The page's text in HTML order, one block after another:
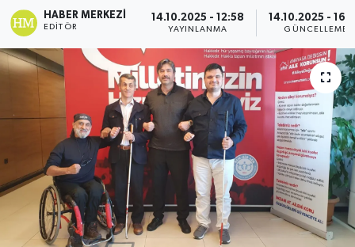
HABER MERKEZI
EDITÖR
14.10.2025 - 12:58
YAYINLANMA
14.10.2025 -
GÜNCELLEME
SAĞLIK
MAGAZİN
SPOR
Haber Arşivi